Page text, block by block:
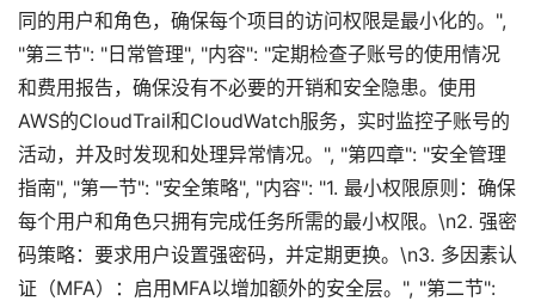
同的用户和角色，确保每个项目的访问权限是最小化的。",
"第三节": "日常管理", "内容": "定期检查子账号的使用情况
和费用报告，确保没有不必要的开销和安全隐患。使用
AWS的CloudTrail和CloudWatch服务，实时监控子账号的
活动，并及时发现和处理异常情况。", "第四章": "安全管理
指南", "第一节": "安全策略", "内容": "1. 最小权限原则：确保
每个用户和角色只拥有完成任务所需的最小权限。\n2. 强密
码策略：要求用户设置强密码，并定期更换。\n3. 多因素认
证（MFA）：启用MFA以增加额外的安全层。", "第二节":